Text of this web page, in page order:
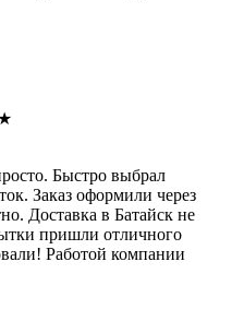
Быстро выбрал
Заказ оформили через
Доставка в Батайск не
пришли отличного
Работой компании